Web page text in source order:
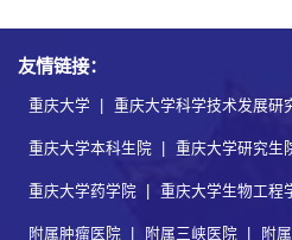
友情链接：
重庆大学 | 重庆大学科学技术发展研
重庆大学本科生院 | 重庆大学研究生
重庆大学药学院 | 重庆大学生物工程
附属肿瘤医院 | 附属三峡医院 | 附